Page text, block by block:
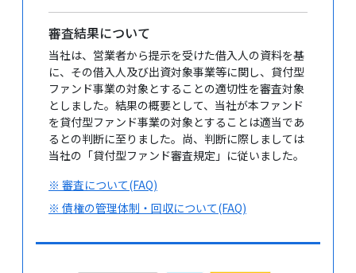
審査結果について
当社は、営業者から提示を受けた借入人の資料を基
に、その借入人及び出資対象事業等に関し、貸付型
ファンド事業の対象とすることの適切性を審査対象
としました。結果の概要として、当社が本ファンド
を貸付型ファンド事業の対象とすることは適当であ
るとの判断に至りました。尚、判断に際しましては
当社の「貸付型ファンド審査規定」に従いました。
※ 審査について(FAQ)
※ 債権の管理体制・回収について(FAQ)